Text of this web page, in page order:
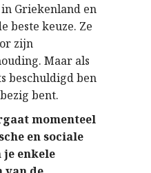
Griekenland en
beste keuze. Ze
zijn
Maar als
beschuldigd ben
bent.
momenteel
en sociale
enkele